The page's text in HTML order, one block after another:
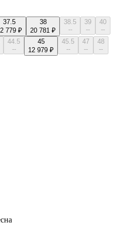
37.5
779 ₽
38
20 781 ₽
38.5
--
39
--
40
--
44.5
--
45
12 979 ₽
45.5
--
47
--
48
--